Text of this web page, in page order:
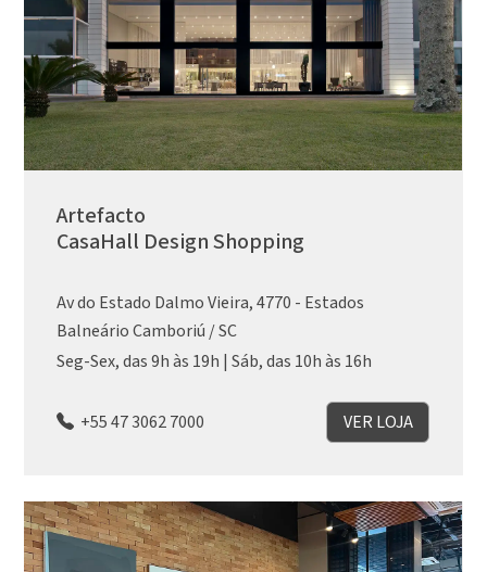
Artefacto
CasaHall Design Shopping
Av do Estado Dalmo Vieira, 4770 - Estados
Balneário Camboriú / SC
Seg-Sex, das 9h às 19h | Sáb, das 10h às 16h
+55 47 3062 7000 VER LOJA